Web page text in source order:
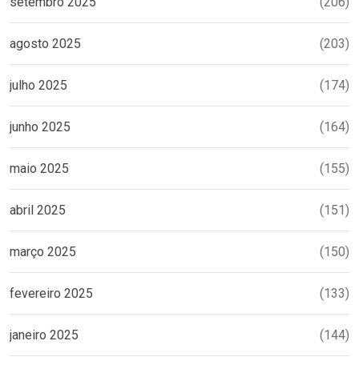
agosto 2025 (203)
julho 2025 (174)
junho 2025 (164)
maio 2025 (155)
abril 2025 (151)
março 2025 (150)
fevereiro 2025 (133)
janeiro 2025 (144)